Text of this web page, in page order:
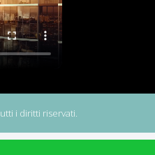
i diritti riservati.